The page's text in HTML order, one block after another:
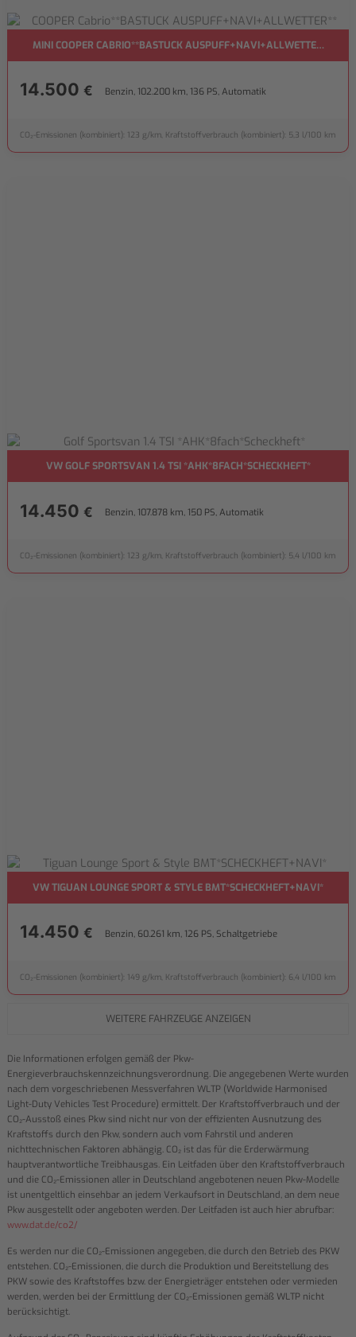
MINI COOPER CABRIO**BASTUCK AUSPUFF+NAVI+ALLWETTER**
14.500 € Benzin, 102.200 km, 136 PS, Automatik
CO₂-Emissionen (kombiniert): 123 g/km, Kraftstoffverbrauch (kombiniert): 5,3 l/100 km
VW GOLF SPORTSVAN 1.4 TSI *AHK*8FACH*SCHECKHEFT*
14.450 € Benzin, 107.878 km, 150 PS, Automatik
CO₂-Emissionen (kombiniert): 123 g/km, Kraftstoffverbrauch (kombiniert): 5,4 l/100 km
VW TIGUAN LOUNGE SPORT & STYLE BMT*SCHECKHEFT+NAVI*
14.450 € Benzin, 60.261 km, 126 PS, Schaltgetriebe
CO₂-Emissionen (kombiniert): 149 g/km, Kraftstoffverbrauch (kombiniert): 6,4 l/100 km
WEITERE FAHRZEUGE ANZEIGEN
Die Informationen erfolgen gemäß der Pkw-
Energieverbrauchskennzeichnungsverordnung. Die angegebenen Werte wurden
nach dem vorgeschriebenen Messverfahren WLTP (Worldwide Harmonised
Light-Duty Vehicles Test Procedure) ermittelt. Der Kraftstoffverbrauch und der
CO₂-Ausstoß eines Pkw sind nicht nur von der effizienten Ausnutzung des
Kraftstoffs durch den Pkw, sondern auch vom Fahrstil und anderen
nichttechnischen Faktoren abhängig. CO₂ ist das für die Erderwärmung
hauptverantwortliche Treibhausgas. Ein Leitfaden über den Kraftstoffverbrauch
und die CO₂-Emissionen aller in Deutschland angebotenen neuen Pkw-Modelle
ist unentgeltlich einsehbar an jedem Verkaufsort in Deutschland, an dem neue
Pkw ausgestellt oder angeboten werden. Der Leitfaden ist auch hier abrufbar:
www.dat.de/co2/
Es werden nur die CO₂-Emissionen angegeben, die durch den Betrieb des PKW
entstehen. CO₂-Emissionen, die durch die Produktion und Bereitstellung des
PKW sowie des Kraftstoffes bzw. der Energieträger entstehen oder vermieden
werden, werden bei der Ermittlung der CO₂-Emissionen gemäß WLTP nicht
berücksichtigt.